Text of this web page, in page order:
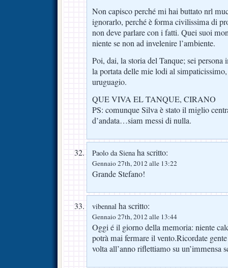
Non capisco perché mi hai buttato nrl
ignorarlo, perché è forma civilissima di
non deve parlare con i fatti. Quei suoi
niente se non ad invelenire l’ambiente.
Poi, dai, la storia del Tanque; sei persona
la portata delle mie lodi al
uruguagio.
QUE VIVA EL TANQUE, CIRANO
PS: comunque Silva è stato il miglio
d’andata…siam messi di nulla.
Paolo da Sienaha scritto:
Gennaio 27th, 2012 alle 13:22
Grande Stefano!
vibennal ha scritto:
Gennaio 27th, 2012 alle 13:44
Oggi é il giorno della memoria: niente
potrà mai fermare il vento.Ricordate
volta all’anno riflettiamo su un’immensa